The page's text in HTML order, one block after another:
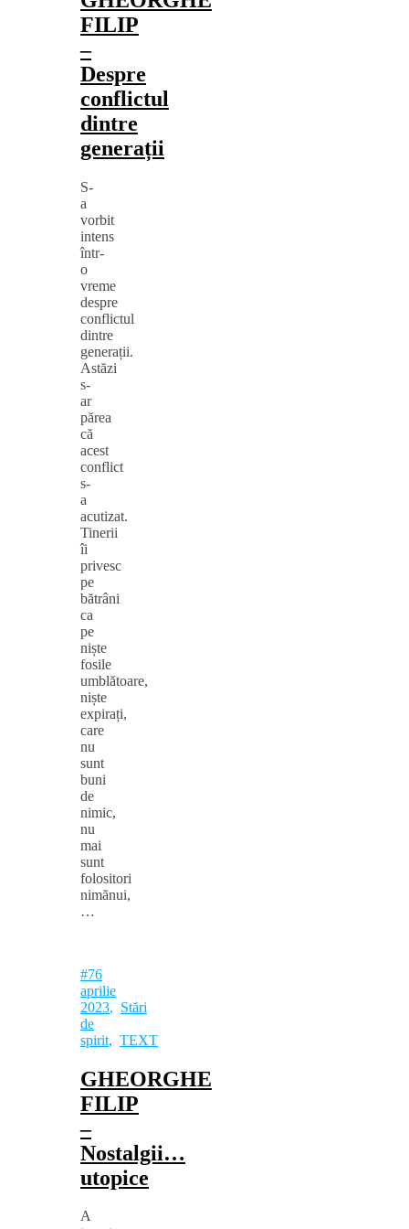
FILIP
‒
Despre
conflictul
dintre
generații
S-
a
vorbit
intens
într-
o
vreme
despre
conflictul
dintre
generații.
Astăzi
s-
ar
părea
că
acest
conflict
s-
a
acutizat.
Tinerii
îi
privesc
pe
bătrâni
ca
pe
niște
fosile
umblătoare,
niște
expirați,
care
nu
sunt
buni
de
nimic,
nu
mai
sunt
folositori
nimănui,
…
#76
aprilie
2023, Stări
de
spirit, TEXT
GHEORGHE
FILIP
–
Nostalgii…
utopice
A